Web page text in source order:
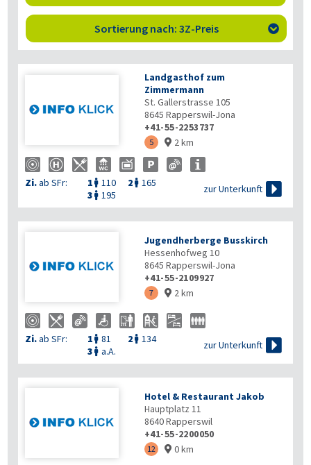
Sortierung nach: 3Z-Preis 
Landgasthof zum
Zimmermann
St. Gallerstrasse 105
8645 Rapperswil-Jona
+41-55-2253737
5  2 km
Zi.ab SFr: 1  110 2  165
3  195
zur Unterkunft 
Jugendherberge Busskirch
Hessenhofweg 10
8645 Rapperswil-Jona
+41-55-2109927
7  2 km
Zi.ab SFr: 1  81 2  134
3  a.A.
zur Unterkunft 
Hotel & Restaurant Jakob
Hauptplatz 11
8640Rapperswil
+41-55-2200050
12  0 km